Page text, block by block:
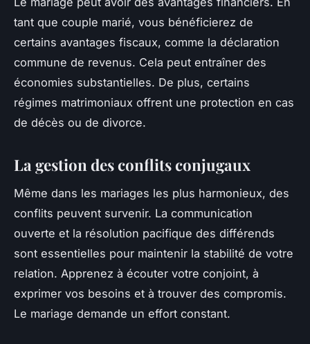
tant que couple marié, vous bénéficierez de
certains avantages fiscaux, comme la déclaration
commune de revenus. Cela peut entraîner des
économies substantielles. De plus, certains
régimes matrimoniaux offrent une protection en cas
de décès ou de divorce.
La gestion des conflits conjugaux
Même dans les mariages les plus harmonieux, des
conflits peuvent survenir. La communication
ouverte et la résolution pacifique des différends
sont essentielles pour maintenir la stabilité de votre
relation. Apprenez à écouter votre conjoint, à
exprimer vos besoins et à trouver des compromis.
Le mariage demande un effort constant.